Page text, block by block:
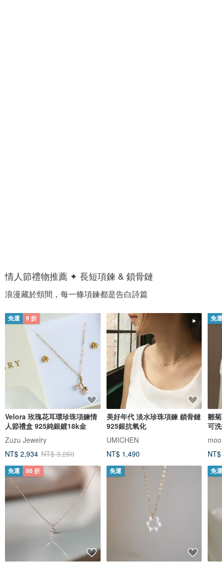
情人節禮物推薦 ✦ 長短項鍊 & 鎖骨鏈
浪漫藏於頸間，每一條項鍊都是告白詩篇
免運 9 折
Velora 玫瑰花耳環珍珠項鍊情
人節禮盒 925純銀鍍18k金
Zuzu Jewelry
NT$ 2,934 NT$ 3,260
免運 86 折
美好年代 淡水珍珠項鍊 鎖骨鏈
925銀抗氧化
UMICHEN
NT$ 1,490
免運
免
雛
可
免